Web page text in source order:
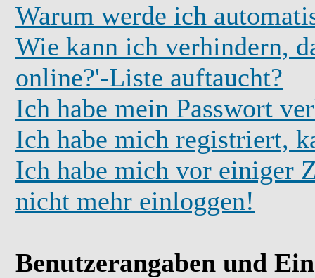
Warum werde ich
Wie kann ich verhindern,
online?'-Liste auftaucht?
Ich habe mein Passwort
Ich habe mich registriert,
Ich habe mich vor einiger
nicht mehr einloggen!
Benutzerangaben und